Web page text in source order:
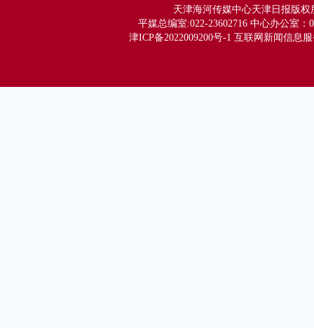
时
案
水
天津海河传媒中心天津日报版权
平媒总编室:022-23602716 中心办公室：
津ICP备2022009200号-1 互联网新闻信息